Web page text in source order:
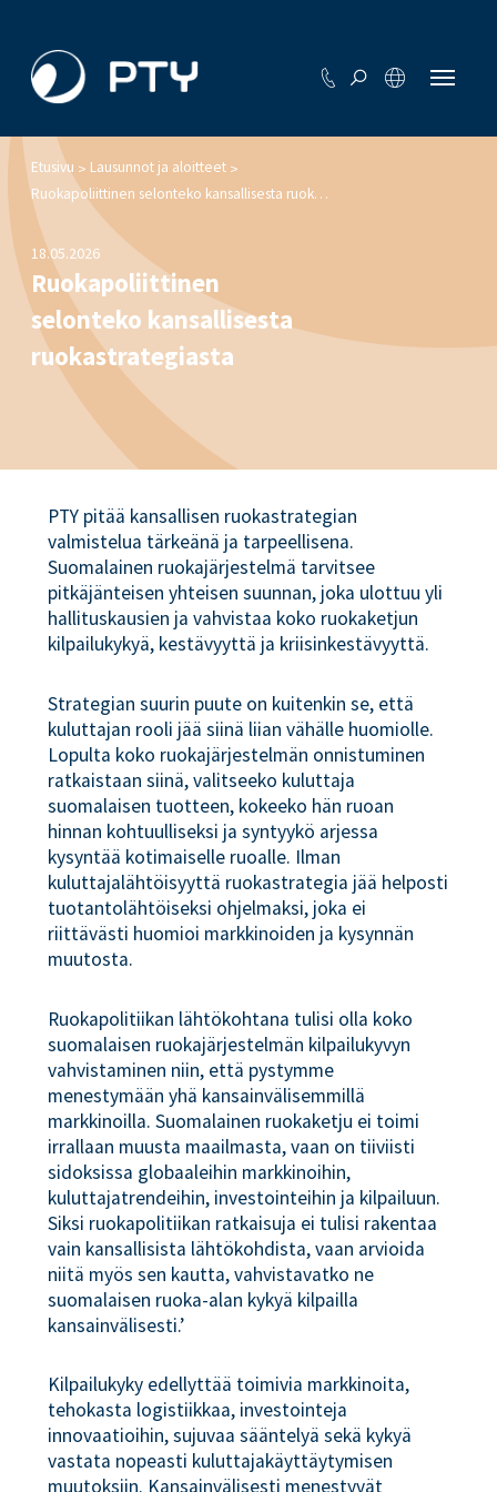
Etusivu > Lausunnot ja aloitteet >
Ruokapoliittinen selonteko kansallisesta ruokastrategiasta
18.05.2026
Ruokapoliittinen
selonteko kansallisesta
ruokastrategiasta
PTY pitää kansallisen ruokastrategian
valmistelua tärkeänä ja tarpeellisena.
Suomalainen ruokajärjestelmä tarvitsee
pitkäjänteisen yhteisen suunnan, joka ulottuu yli
hallituskausien ja vahvistaa koko ruokaketjun
kilpailukykyä, kestävyyttä ja kriisinkestävyyttä.
Strategian suurin puute on kuitenkin se, että
kuluttajan rooli jää siinä liian vähälle huomiolle.
Lopulta koko ruokajärjestelmän onnistuminen
ratkaistaan siinä, valitseeko kuluttaja
suomalaisen tuotteen, kokeeko hän ruoan
hinnan kohtuulliseksi ja syntyykö arjessa
kysyntää kotimaiselle ruoalle. Ilman
kuluttajalähtöisyyttä ruokastrategia jää helposti
tuotantolähtöiseksi ohjelmaksi, joka ei
riittävästi huomioi markkinoiden ja kysynnän
muutosta.
Ruokapolitiikan lähtökohtana tulisi olla koko
suomalaisen ruokajärjestelmän kilpailukyvyn
vahvistaminen niin, että pystymme
menestymään yhä kansainvälisemmillä
markkinoilla. Suomalainen ruokaketju ei toimi
irrallaan muusta maailmasta, vaan on tiiviisti
sidoksissa globaaleihin markkinoihin,
kuluttajatrendeihin, investointeihin ja kilpailuun.
Siksi ruokapolitiikan ratkaisuja ei tulisi rakentaa
vain kansallisista lähtökohdista, vaan arvioida
niitä myös sen kautta, vahvistavatko ne
suomalaisen ruoka-alan kykyä kilpailla
kansainvälisesti.’
Kilpailukyky edellyttää toimivia markkinoita,
tehokasta logistiikkaa, investointeja
innovaatioihin, sujuvaa sääntelyä sekä kykyä
vastata nopeasti kuluttajakäyttäytymisen
muutoksiin. Kansainvälisesti menestyvät